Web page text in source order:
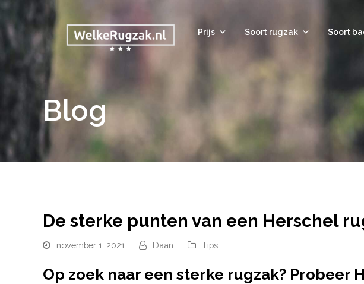
Prijs Soort rugzak Soort
Blog
De sterke punten van een Herschel
november 1, 2021 Daan Tips
Op zoek naar een sterke rugzak? Probeer